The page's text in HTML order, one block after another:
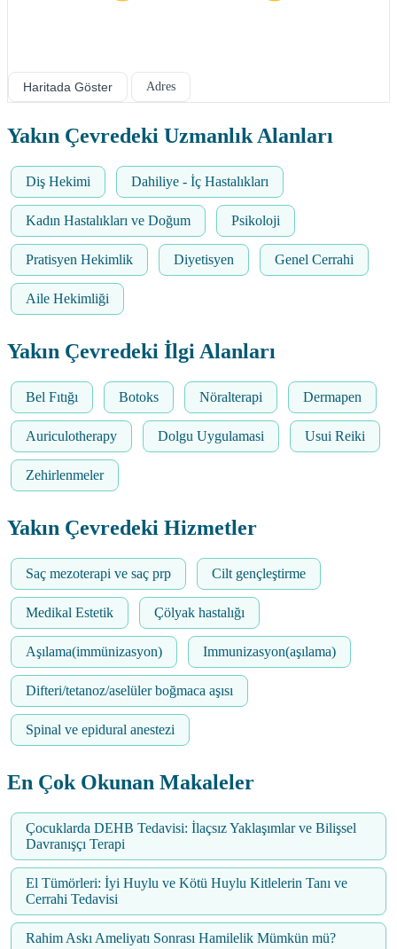
Haritada Göster Adres
Yakın Çevredeki Uzmanlık Alanları
Diş Hekimi Dahiliye - İç Hastalıkları
Kadın Hastalıkları ve Doğum Psikoloji
Pratisyen Hekimlik Diyetisyen Genel Cerrahi
Aile Hekimliği
Yakın Çevredeki İlgi Alanları
Bel Fıtığı Botoks Nöralterapi Dermapen
Auriculotherapy Dolgu Uygulamasi Usui Reiki
Zehirlenmeler
Yakın Çevredeki Hizmetler
Saç mezoterapi ve saç prp Cilt gençleştirme
Medikal Estetik Çölyak hastalığı
Aşılama(immünizasyon) Immunizasyon(aşılama)
Difteri/tetanoz/aselüler boğmaca aşısı
Spinal ve epidural anestezi
En Çok Okunan Makaleler
Çocuklarda DEHB Tedavisi: İlaçsız Yaklaşımlar ve Bilişsel
Davranışçı Terapi
El Tümörleri: İyi Huylu ve Kötü Huylu Kitlelerin Tanı ve
Cerrahi Tedavisi
Rahim Askı Ameliyatı Sonrası Hamilelik Mümkün mü?